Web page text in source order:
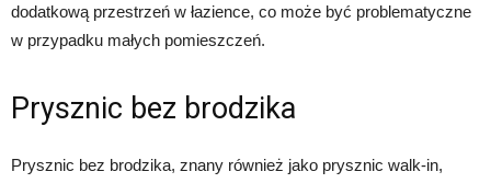
dodatkową przestrzeń w łazience, co może być problematyczne
w przypadku małych pomieszczeń.
Prysznic bez brodzika
Prysznic bez brodzika, znany również jako prysznic walk-in,